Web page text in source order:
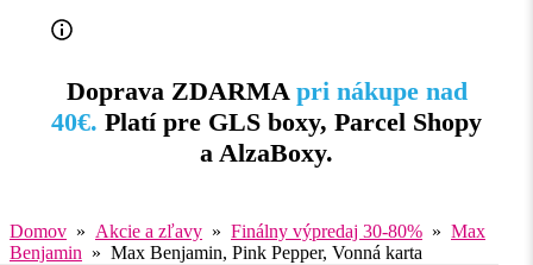
Doprava ZDARMA pri nákupe nad
40€. Platí pre GLS boxy, Parcel Shopy
a AlzaBoxy.
Domov » Akcie a zľavy » Finálny výpredaj 30-80% » Max
Benjamin » Max Benjamin, Pink Pepper, Vonná karta